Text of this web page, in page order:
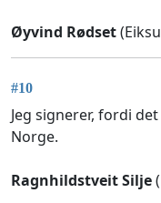
Øyvind Rødset
#10
Jeg signerer, fordi
Norge.
Ragnhildstveit Silje